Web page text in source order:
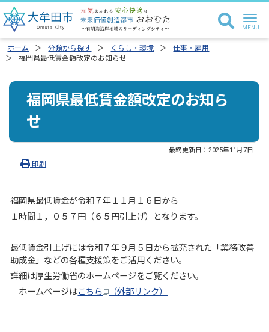
ホーム 分類から探す くらし・環境
仕事・雇用
福岡県最低賃金額改定のお知らせ
福岡県最低賃金額改定のお知ら
せ
最終更新日：2025年11月7日
印刷
福岡県最低賃金が令和７年１１月１６日から
１時間１，０５７円（６５円引上げ）となります。
最低賃金引上げには令和７年９月５日から拡充された「業務改善
助成金」などの各種支援策をご活用ください。
詳細は厚生労働省のホームページをご覧ください。
ホームページはこちら （外部リンク）